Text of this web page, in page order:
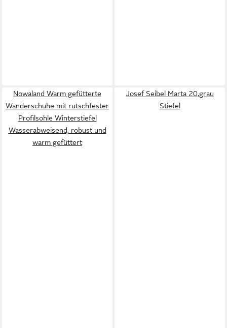
Nowaland Warm gefütterte
Wanderschuhe mit rutschfester
Profilsohle Winterstiefel
Wasserabweisend, robust und
warm gefüttert
Josef Seibel Marta 20,grau
Stiefel